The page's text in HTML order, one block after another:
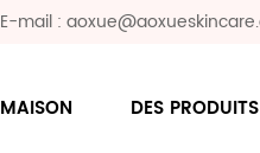
E-mail :
MAISON DES PRODUITS